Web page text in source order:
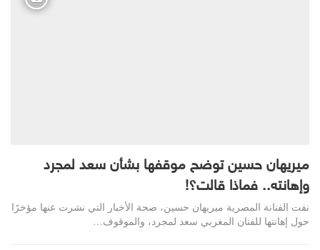
ميريهان حسين توضح موقفها بشأن سعد لمجرد
وإهانته.. فماذا قالت؟!
نفت الفنانة المصرية ميريهان حسين، صحة الأخبار التي نشرت عنها مؤخرًا
حول إهانتها للفنان المغربي سعد لمجرد، والموقوف…